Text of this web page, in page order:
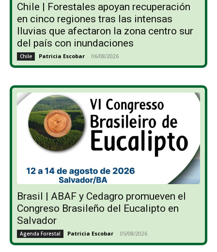
Chile | Forestales apoyan recuperación
en cinco regiones tras las intensas
lluvias que afectaron la zona centro sur
del país con inundaciones
Chile Patricia Escobar - 06/08/2026
Brasil | ABAF y Cedagro promueven el
Congreso Brasileño del Eucalipto en
Salvador
Agenda Forestal Patricia Escobar - 05/08/2026